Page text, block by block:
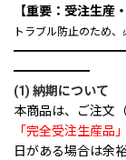
【重要：受注生産
トラブル防止のため、
━━━━━━
(1) 納期について
本商品は、ご注文
「完全受注生産品」
日がある場合は余